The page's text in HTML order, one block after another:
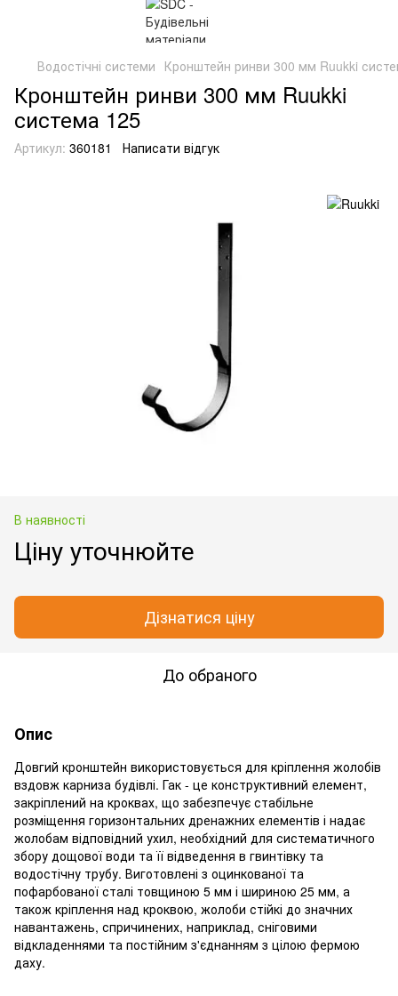
Водостічні системи Кронштейн ринви 300 мм Ruukki
Кронштейн ринви 300 мм Ruukki
система 125
Артикул: 360181 Написати відгук
В наявності
Ціну уточнюйте
Дізнатися ціну
До обраного
Опис
Довгий кронштейн використовується для кріплення жолобів
вздовж карниза будівлі. Гак - це конструктивний елемент,
закріплений на кроквах, що забезпечує стабільне
розміщення горизонтальних дренажних елементів і надає
жолобам відповідний ухил, необхідний для систематичного
збору дощової води та її відведення в гвинтівку та
водостічну трубу. Виготовлені з оцинкованої та
пофарбованої сталі товщиною 5 мм і шириною 25 мм, а
також кріплення над кроквою, жолоби стійкі до значних
навантажень, спричинених, наприклад, сніговими
відкладеннями та постійним з'єднанням з цілою фермою
даху.